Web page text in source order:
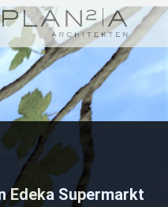
Edeka Supermarkt